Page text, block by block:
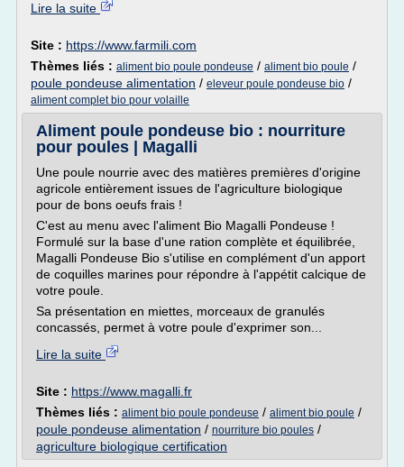
Lire la suite
Site : https://www.farmili.com
Thèmes liés : aliment bio poule pondeuse / aliment bio poule /
poule pondeuse alimentation / eleveur poule pondeuse bio /
aliment complet bio pour volaille
Aliment poule pondeuse bio : nourriture
pour poules | Magalli
Une poule nourrie avec des matières premières d'origine
agricole entièrement issues de l'agriculture biologique
pour de bons oeufs frais !
C'est au menu avec l'aliment Bio Magalli Pondeuse !
Formulé sur la base d'une ration complète et équilibrée,
Magalli Pondeuse Bio s'utilise en complément d'un apport
de coquilles marines pour répondre à l'appétit calcique de
votre poule.
Sa présentation en miettes, morceaux de granulés
concassés, permet à votre poule d'exprimer son...
Lire la suite
Site : https://www.magalli.fr
Thèmes liés : aliment bio poule pondeuse / aliment bio poule /
poule pondeuse alimentation / nourriture bio poules /
agriculture biologique certification